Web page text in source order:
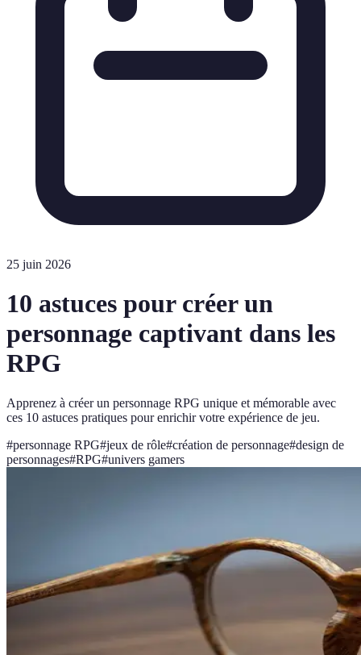
25 juin 2026
10 astuces pour créer un
personnage captivant dans les
RPG
Apprenez à créer un personnage RPG unique et mémorable avec
ces 10 astuces pratiques pour enrichir votre expérience de jeu.
#personnage RPG#jeux de rôle#création de personnage#design de
personnages#RPG#univers gamers